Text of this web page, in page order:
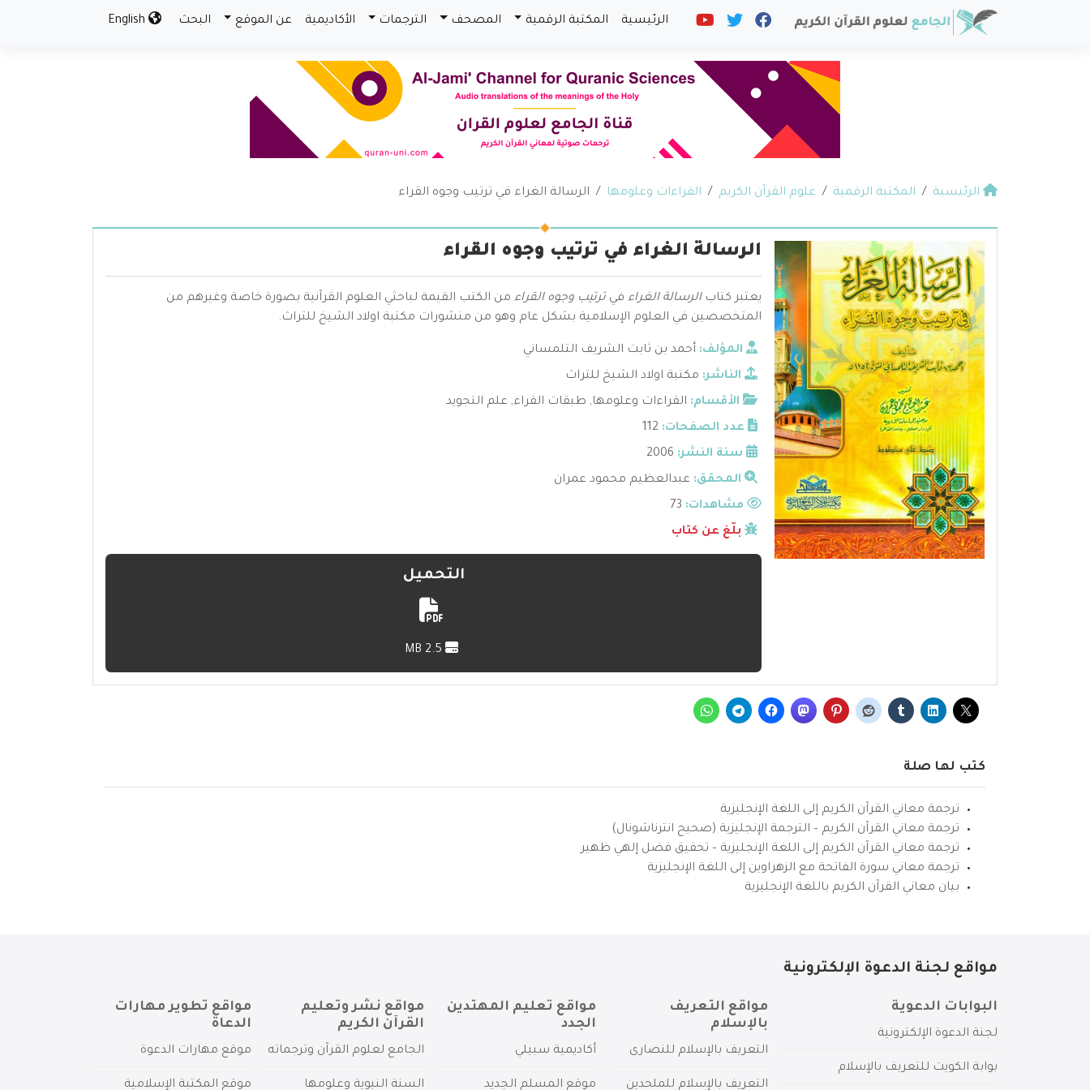
الرئيسية المكتبة الرقمية المصحف الترجمات الأكاديمية عن الموقع البحث
الرئيسية المكتبة الرقمية علوم القرآن الكريم القراءات وعلومها الرسالة الغراء في ترتيب وجوه القراء
الرسالة الغراء في ترتيب وجوه القراء
يعتبر كتابالرسالة الغراء في ترتيب وجوه القراء من الكتب القيمة لباحثي العلوم القرآنية بصورة خاصة وغيرهم من
المتخصصين في العلوم الإسلامية بشكل عام وهو من منشورات مكتبة اولاد الشيخ للتراث.
المؤلف: أحمد بن ثابت الشريف التلمساني
الناشر: مكتبة اولاد الشيخ للتراث
الأقسام: القراءات وعلومها, طبقات القراء, علم التجويد
عدد الصفحات: 112
سنة النشر: 2006
المحقق: عبدالعظيم محمود عمران
مشاهدات:
بلّغ عن كتاب
التحميل
كتب لها صلة
ترجمة معاني القرآن الكريم إلى اللغة الإنجليزية
ترجمة معاني القرآن الكريم – الترجمة الإنجليزية (صحيح انترناشونال)
ترجمة معاني القرآن الكريم إلى اللغة الإنجليزية – تحقيق فضل إلهي ظهير
ترجمة معاني سورة الفاتحة مع الزهراوين إلى اللغة الإنجليزية
بيان معاني القرآن الكريم باللغة الإنجليزية
مواقع لجنة الدعوة الإلكترونية
البوابات الدعوية
لجنة الدعوة الإلكترونية
بوابة الكويت للتعريف بالإسلام
مواقع التعريف
بالإسلام
التعريف بالإسلام للنصارى
التعريف بالإسلام للملحدين
مواقع تعليم المهتدين
الجدد
أكاديمية سبيلي
موقع المسلم الجديد
مواقع نشر وتعليم
القرآن الكريم
الجامع لعلوم القرآن وترجماته
السنة النبوية وعلومها
مواقع تطوير مهارات
الدعاة
موقع مهارات الدعوة
موقع المكتبة الإسلامية